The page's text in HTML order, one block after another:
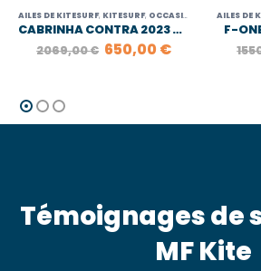
€.
AILES DE KITESURF, KITESURF, OCCASION
CABRINHA CONTRA 2023 – 15M2
2069,00€ LE
PRIX
650,00 €LE
AILES DE
F-
Témoignages de
MF Kite